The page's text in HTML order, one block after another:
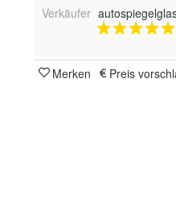
Verkäufer
Merken Preis